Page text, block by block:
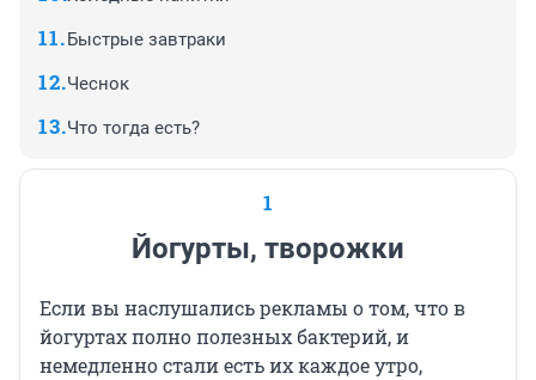
Быстрые завтраки
Чеснок
Что тогда есть?
1
Йогурты, творожки
Если вы наслушались рекламы о том, что в
йогуртах полно полезных бактерий, и
немедленно стали есть их каждое утро,